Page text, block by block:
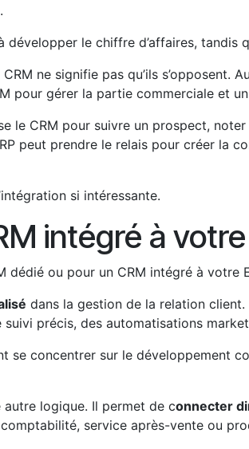
le chiffre d’affaires, tandis
ne signifie pas qu’ils s’opposent.
pour gérer la partie commerciale et un
le CRM pour suivre un prospect,
peut prendre le relais pour créer la
si intéressante.
intégré à votre
dédié ou pour un CRM intégré à votre
dans la gestion de la relation
précis, des automatisations
se concentrer sur le développement
autre logique. Il permet de connecter
service après-vente ou